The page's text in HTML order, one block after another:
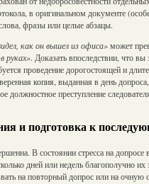
в оригинальном документе
фразы или целые абзацы.
как он вышел из офиса»может
руках». Доказать впоследствии, что вы
проведение дорогостоящей и
копия, выданная в день
преступление
и подготовка к
В состоянии стресса на
дней или недель благополучно
на повторный допрос или на очную